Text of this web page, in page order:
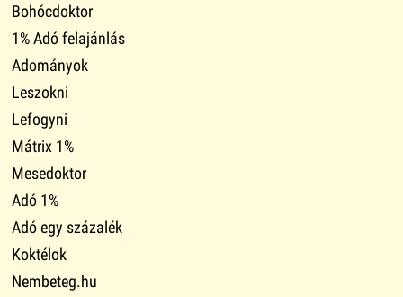
Bohócdoktor
1% Adó felajánlás
Adományok
Leszokni
Lefogyni
Mátrix 1%
Mesedoktor
Adó 1%
Adó egy százalék
Koktélok
Nembeteg.hu